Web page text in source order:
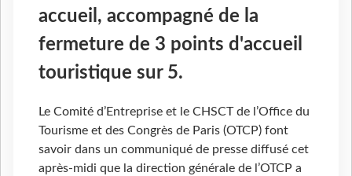
accueil, accompagné de la
fermeture de 3 points d'accueil
touristique sur 5.
Le Comité d’Entreprise et le CHSCT de l’Office du
Tourisme et des Congrès de Paris (OTCP) font
savoir dans un communiqué de presse diffusé cet
après-midi que la direction générale de l’OTCP a